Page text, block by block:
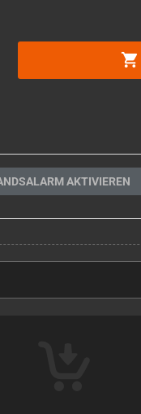
shopping_cart
AKTIVIEREN